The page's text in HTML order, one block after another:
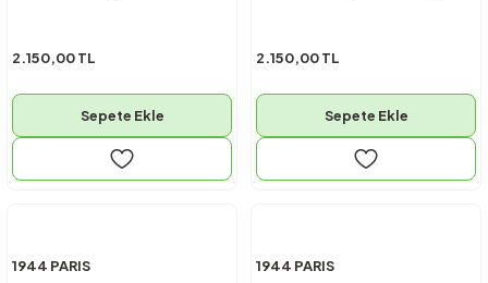
2.150,00 TL
Sepete Ekle
2.150,00 TL
Sepete Ekle
1944 PARIS 1944 PARIS